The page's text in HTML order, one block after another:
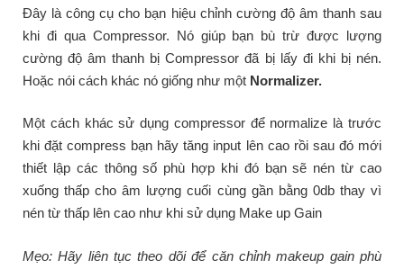
Đây là công cụ cho bạn hiệu chỉnh cường độ âm thanh sau
khi đi qua Compressor. Nó giúp bạn bù trừ được lượng
cường độ âm thanh bị Compressor đã bị lấy đi khi bị nén.
Hoặc nói cách khác nó giống như một Normalizer.
Một cách khác sử dụng compressor để normalize là trước
khi đặt compress bạn hãy tăng input lên cao rồi sau đó mới
thiết lập các thông số phù hợp khi đó bạn sẽ nén từ cao
xuống thấp cho âm lượng cuối cùng gần bằng 0db thay vì
nén từ thấp lên cao như khi sử dụng Make up Gain
Mẹo: Hãy liên tục theo dõi để căn chỉnh makeup gain phù